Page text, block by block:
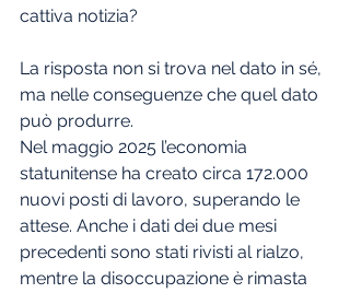
cattiva notizia?
La risposta non si trova nel dato in sé,
ma nelle conseguenze che quel dato
può produrre.
Nel maggio 2025 l’economia
statunitense ha creato circa 172.000
nuovi posti di lavoro, superando le
attese. Anche i dati dei due mesi
precedenti sono stati rivisti al rialzo,
mentre la disoccupazione è rimasta